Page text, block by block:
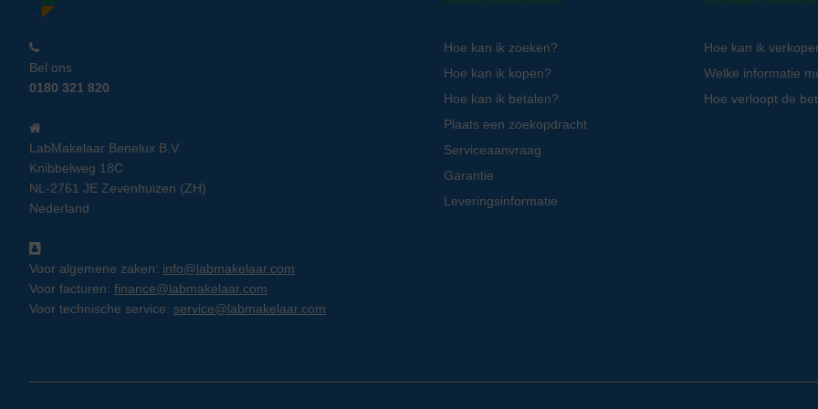
Bel ons
0180 321 820
LabMakelaar Benelux B.V.
Knibbelweg 18C
NL-2761 JE Zevenhuizen (ZH)
Nederland
Voor algemene zaken: info@labmakelaar.com
Voor facturen: finance@labmakelaar.com
Voor technische service: service@labmakelaar.com
Hoe kan ik zoeken?
Hoe kan ik kopen?
Hoe kan ik betalen?
Plaats een zoekopdracht
Serviceaanvraag
Garantie
Leveringsinformatie
Hoe kan ik
Welke informatie
Hoe verloopt de